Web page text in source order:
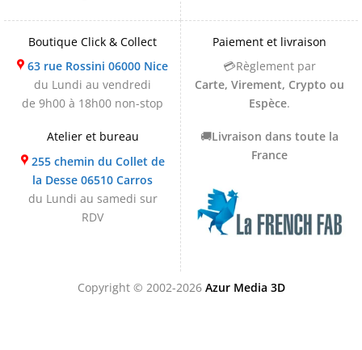
Boutique Click & Collect
63 rue Rossini 06000 Nice
du Lundi au vendredi
de 9h00 à 18h00 non-stop
Atelier et bureau
255 chemin du Collet de
la Desse 06510 Carros
du Lundi au samedi sur
RDV
Paiement et livraison
💳Règlement par
Carte, Virement, Crypto ou
Espèce.
🚚Livraison dans toute la
France
Copyright © 2002-2026 Azur Media 3D